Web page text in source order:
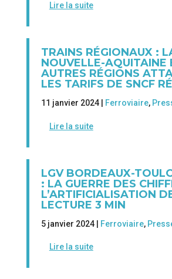
Lire la suite
TRAINS RÉGIONAUX :
NOUVELLE-AQUITAINE
AUTRES RÉGIONS
LES TARIFS DE SNCF
11 janvier 2024 | Ferroviaire,
Lire la suite
LGV BORDEAUX-
: LA GUERRE DES
L’ARTIFICIALISATION
LECTURE 3 MIN
5 janvier 2024 | Ferroviaire,
Lire la suite